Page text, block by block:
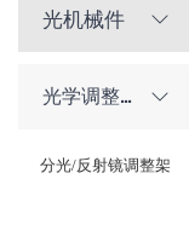
光机械件
光学调整架
分光/反射镜调整架